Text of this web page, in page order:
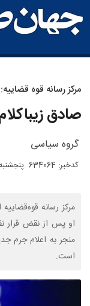
مرکز رسانه قوه قضاییه:
صادق
گروه سیاسی
کدخبر: 634064 پنجشنبه 21 خرداد
مرکز رسانه
او پس از نقض قرار
منجر به اعلام جرم
است.